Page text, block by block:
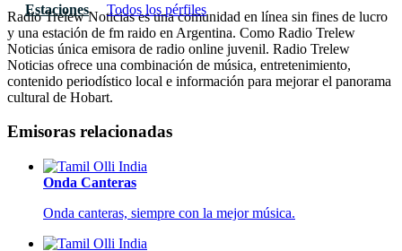
Estaciones Todos los pérfiles
Radio Trelew Noticias es una comunidad en línea sin fines de lucro
y una estación de fm raido en Argentina. Como Radio Trelew
Noticias única emisora de radio online juvenil. Radio Trelew
Noticias ofrece una combinación de música, entretenimiento,
contenido periodístico local e información para mejorar el panorama
cultural de Hobart.
Emisoras relacionadas
Onda Canteras
Onda canteras, siempre con la mejor música.